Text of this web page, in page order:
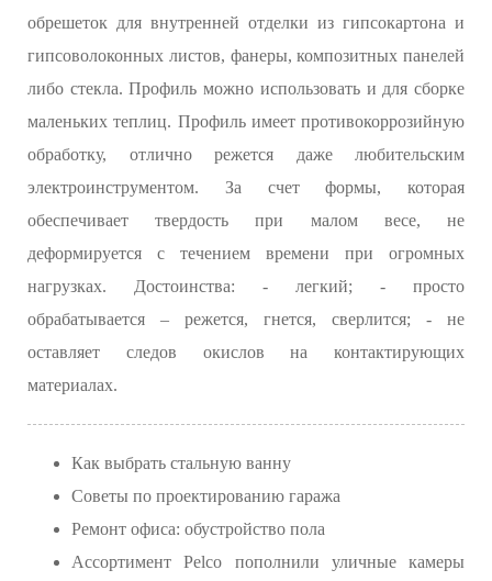
обрешеток для внутренней отделки из гипсокартона и
гипсоволоконных листов, фанеры, композитных панелей
либо стекла. Профиль можно использовать и для сборке
маленьких теплиц. Профиль имеет противокоррозийную
обработку, отлично режется даже любительским
электроинструментом. За счет формы, которая
обеспечивает твердость при малом весе, не
деформируется с течением времени при огромных
нагрузках. Достоинства: - легкий; - просто
обрабатывается – режется, гнется, сверлится; - не
оставляет следов окислов на контактирующих
материалах.
Как выбрать стальную ванну
Cоветы по проектированию гаража
Ремонт офиса: обустройство пола
Ассортимент Pelco пополнили уличные камеры